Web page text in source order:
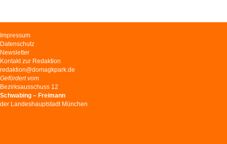
Navigation
überspringen
Impressum
Datenschutz
Newsletter
Kontakt zur Redaktion
redaktion@domagkpark.de
Gefördert vom
Bezirksausschuss 12
Schwabing – Freimann
der Landeshauptstadt München